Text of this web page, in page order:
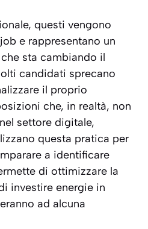
questi vengono
e rappresentano un
sta cambiando il
candidati sprecano
il proprio
che, in realtà, non
settore digitale,
questa pratica per
a identificare
di ottimizzare la
investire energie in
ad alcuna